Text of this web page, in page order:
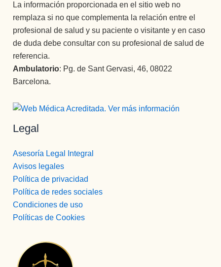
La información proporcionada en el sitio web no
remplaza si no que complementa la relación entre el
profesional de salud y su paciente o visitante y en caso
de duda debe consultar con su profesional de salud de
referencia.
Ambulatorio: Pg. de Sant Gervasi, 46, 08022
Barcelona.
Legal
Asesoría Legal Integral
Avisos legales
Política de privacidad
Política de redes sociales
Condiciones de uso
Políticas de Cookies